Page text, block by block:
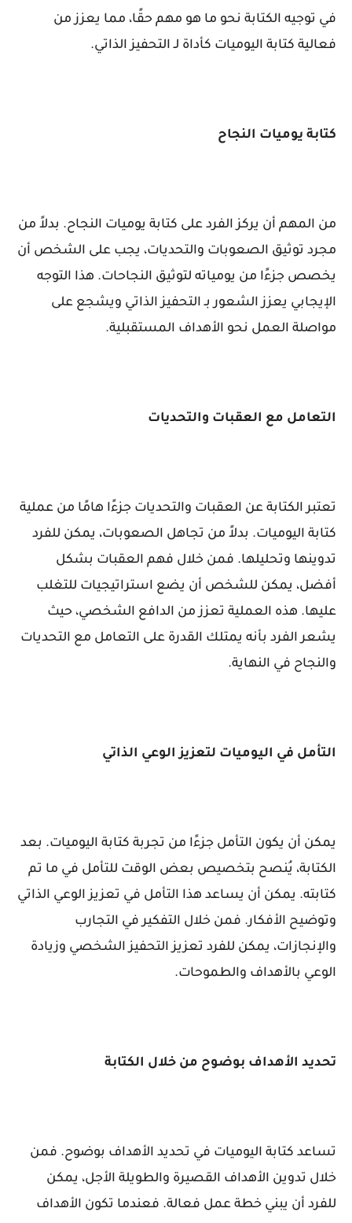
في توجيه الكتابة نحو ما هو مهم حقًا، مما يعزز من
فعالية كتابة اليوميات كأداة لـ التحفيز الذاتي.
كتابة يوميات النجاح
من المهم أن يركز الفرد على كتابة يوميات النجاح. بدلاً من
مجرد توثيق الصعوبات والتحديات، يجب على الشخص أن
يخصص جزءًا من يومياته لتوثيق النجاحات. هذا التوجه
الإيجابي يعزز الشعور بـ التحفيز الذاتي ويشجع على
مواصلة العمل نحو الأهداف المستقبلية.
التعامل مع العقبات والتحديات
تعتبر الكتابة عن العقبات والتحديات جزءًا هامًا من عملية
كتابة اليوميات. بدلاً من تجاهل الصعوبات، يمكن للفرد
تدوينها وتحليلها. فمن خلال فهم العقبات بشكل
أفضل، يمكن للشخص أن يضع استراتيجيات للتغلب
عليها. هذه العملية تعزز من الدافع الشخصي، حيث
يشعر الفرد بأنه يمتلك القدرة على التعامل مع التحديات
والنجاح في النهاية.
التأمل في اليوميات لتعزيز الوعي الذاتي
يمكن أن يكون التأمل جزءًا من تجربة كتابة اليوميات. بعد
الكتابة، يُنصح بتخصيص بعض الوقت للتأمل في ما تم
كتابته. يمكن أن يساعد هذا التأمل في تعزيز الوعي الذاتي
وتوضيح الأفكار. فمن خلال التفكير في التجارب
والإنجازات، يمكن للفرد تعزيز التحفيز الشخصي وزيادة
الوعي بالأهداف والطموحات.
تحديد الأهداف بوضوح من خلال الكتابة
تساعد كتابة اليوميات في تحديد الأهداف بوضوح. فمن
خلال تدوين الأهداف القصيرة والطويلة الأجل، يمكن
للفرد أن يبني خطة عمل فعالة. فعندما تكون الأهداف